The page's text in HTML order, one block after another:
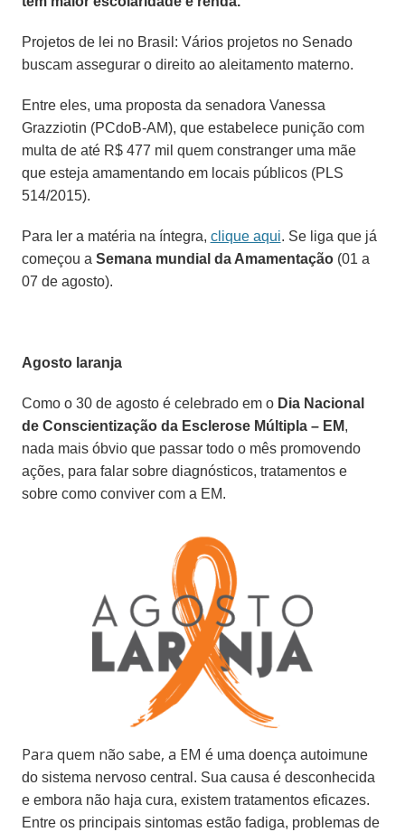
Projetos de lei no Brasil: Vários projetos no Senado
buscam assegurar o direito ao aleitamento materno.
Entre eles, uma proposta da senadora Vanessa
Grazziotin (PCdoB-AM), que estabelece punição com
multa de até R$ 477 mil quem constranger uma mãe
que esteja amamentando em locais públicos (PLS
514/2015).
Para ler a matéria na íntegra, clique aqui. Se liga que já
começou a Semana mundial da Amamentação(01 a
07 de agosto).
Agosto laranja
Como o 30 de agosto é celebrado emo Dia Nacional
de Conscientização da Esclerose Múltipla – EM,
nada mais óbvio que passar todo o mês promovendo
ações, para falar sobre diagnósticos, tratamentos e
sobre como conviver com a EM.
Para quem não sabe, a EM é uma doença autoimune
do sistema nervoso central. Sua causa é desconhecida
e embora não haja cura, existem tratamentos eficazes.
Entre os principais sintomas estão fadiga, problemas de